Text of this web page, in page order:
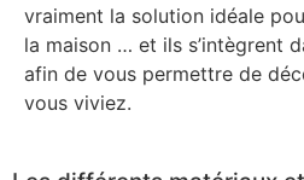
vraiment la solution idéale
la maison … et ils s’intègrent
afin de vous permettre de
vous viviez.